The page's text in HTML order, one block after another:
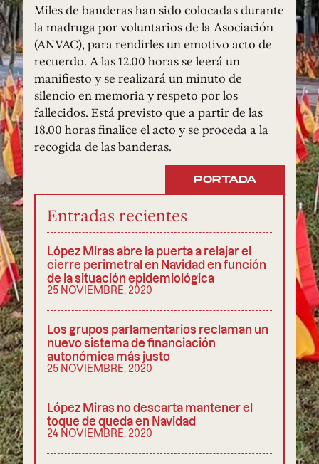
Miles de banderas han sido colocadas durante
la madruga por voluntarios de la Asociación
(ANVAC), para rendirles un emotivo acto de
recuerdo. A las 12.00 horas se leerá un
manifiesto y se realizará un minuto de
silencio en memoria y respeto por los
fallecidos. Está previsto que a partir de las
18.00 horas finalice el acto y se proceda a la
recogida de las banderas.
PORTADA
Entradas recientes
López Miras abre la puerta a relajar el
cierre perimetral en Navidad en función
de la situación epidemiológica
25 NOVIEMBRE, 2020
Los grupos parlamentarios reclaman un
nuevo sistema de financiación
autonómica más justo
25 NOVIEMBRE, 2020
López Miras no descarta mantener el
toque de queda en Navidad
24 NOVIEMBRE, 2020